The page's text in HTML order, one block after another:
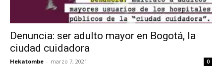
Denuncia: ser adulto mayor en Bogotá, la
ciudad cuidadora
Hekatombe - marzo 7, 2021 0